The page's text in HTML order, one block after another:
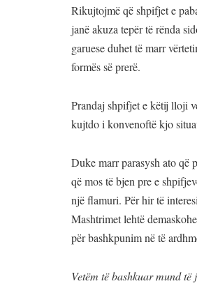
Rikujtojmë që shpifjet e
janë akuza tepër të rënda
garuese duhet të marr
formës së prerë.
Prandaj shpifjet e këtij lloji
kujtdo i konvenoftë kjo
Duke marr parasysh ato që
që mos të bjen pre e
një flamuri. Për hir të
Mashtrimet lehtë
për bashkpunim në të
Vetëm të bashkuar mund